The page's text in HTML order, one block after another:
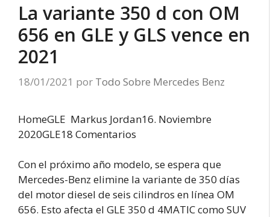
La variante 350 d con OM
656 en GLE y GLS vence en
2021
18/01/2021 por Todo Sobre Mercedes Benz
HomeGLE Markus Jordan16. Noviembre
2020GLE18 Comentarios
Con el próximo año modelo, se espera que
Mercedes-Benz elimine la variante de 350 días
del motor diesel de seis cilindros en línea OM
656. Esto afecta el GLE 350 d 4MATIC como SUV